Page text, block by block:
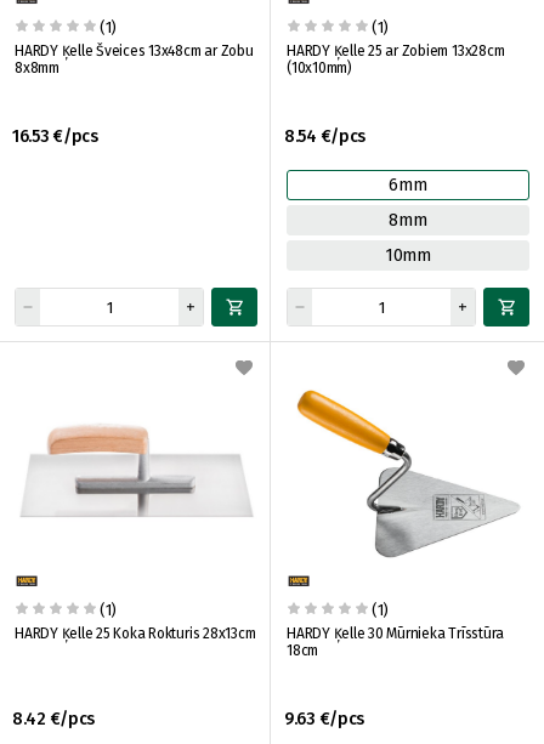
(1)
HARDY Ķelle Šveices 13x48cm ar Zobu
8x8mm
16.53 €/pcs
(1)
HARDY Ķelle 25 ar Zobiem 13x28cm
(10x10mm)
8.54 €/pcs
6mm
8mm
10mm
(1)
HARDY Ķelle 25 Koka Rokturis 28x13cm
8.42 €/pcs
(1)
HARDY Ķelle 30 Mūrnieka Trīsstūra
18cm
9.63 €/pcs